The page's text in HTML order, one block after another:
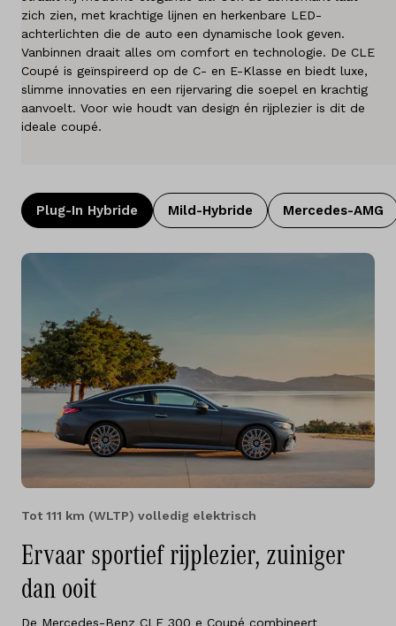
Diensten
Over ons
Kennis & advies
Taal
zich zien, met krachtige lijnen en herkenbare LED-
achterlichten die de auto een dynamische look geven.
Vanbinnen draait alles om comfort en technologie. De CLE
Coupé is geïnspireerd op de C- en E-Klasse en biedt luxe,
slimme innovaties en een rijervaring die soepel en krachtig
aanvoelt. Voor wie houdt van design én rijplezier is dit de
ideale coupé.
Plug-In Hybride Mild-Hybride Mercedes-AMG
Tot 111 km (WLTP) volledig elektrisch
Ervaar sportief rijplezier, zuiniger
dan ooit
De Mercedes-Benz CLE 300 e Coupé combineert